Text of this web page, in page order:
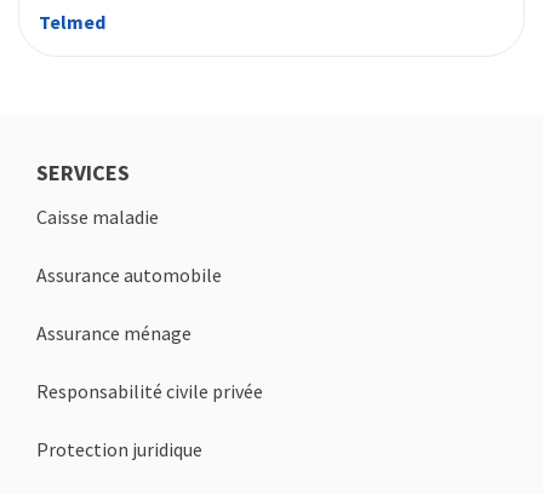
Telmed
SERVICES
Caisse maladie
Assurance automobile
Assurance ménage
Responsabilité civile privée
Protection juridique